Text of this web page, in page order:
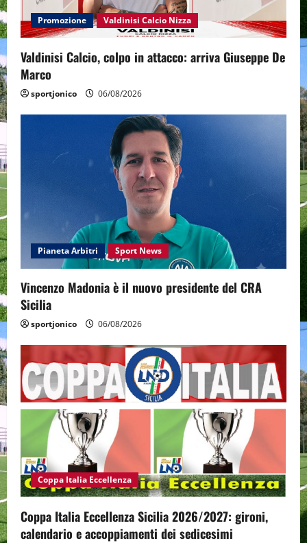
Promozione Valdinisi Calcio Nizza
Valdinisi Calcio, colpo in attacco: arriva Giuseppe De
Marco
sportjonico 06/08/2026
Pianeta Arbitri Sport News
Vincenzo Madonia è il nuovo presidente del CRA
Sicilia
sportjonico 06/08/2026
Coppa Italia Eccellenza
Coppa Italia Eccellenza Sicilia 2026/2027: gironi,
calendario e accoppiamenti dei sedicesimi